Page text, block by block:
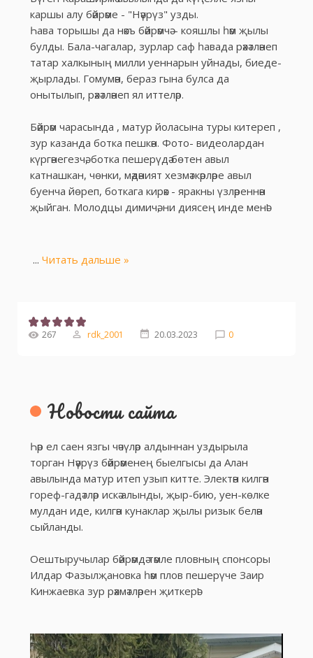
каршы алу бәйрәме - "Нәүрүз" узды.
Һава торышы да нәкъ бәйрәмчә – кояшлы һәм җылы
булды. Бала-чагалар, зурлар саф һавада рәхәтләнеп
татар халкының милли уеннарын уйнады, биеде-
җырлады. Гомумән, бераз гына булса да
онытылып, рәхәтләнеп ял иттеләр.
Бәйрәм чарасында , матур йоласына туры китереп ,
зур казанда ботка пешкән. Фото- видеолардан
күргәнегезчә, ботка пешерүдә бөтен авыл
катнашкан, чөнки, мәдәният хезмәткәрләре авыл
буенча йөреп, боткага кирәк - яракны үзләреннән
җыйган. Молодцы димичә, ни диясең инде менә!
... Читать дальше »
267 rdk_2001 20.03.2023 0
Новости сайта
Һәр ел саен язгы чәчүләр алдыннан уздырыла
торган Нәүрүз бәйрәменең быелгысы да Алан
авылында матур итеп узып китте. Электән килгән
гореф-гадәтләр искә алынды, җыр-бию, уен-көлке
мулдан иде, килгән кунаклар җылы ризык белән
сыйланды.
Оештыручылар бәйрәмдә тәмле пловның спонсоры
Илдар Фазылҗановка һәм плов пешерүче Заир
Кинжаевка зур рәхмәтләрен җиткерә!